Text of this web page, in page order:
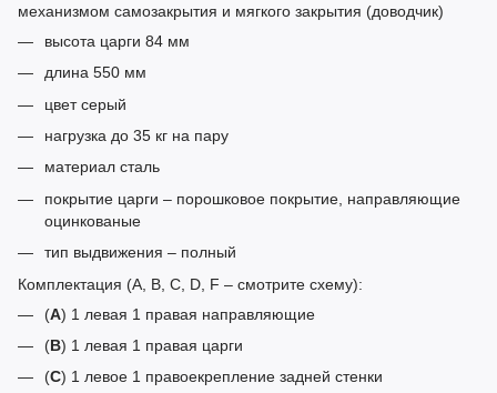
механизмом самозакрытия и мягкого закрытия (доводчик)
высота царги 84 мм
длина 550 мм
цвет серый
нагрузка до 35 кг на пару
материал сталь
покрытие царги – порошковое покрытие, направляющие
оцинкованые
тип выдвижения – полный
Комплектация (A, B, C, D, F – смотрите схему):
(A) 1 левая 1 правая направляющие
(B) 1 левая 1 правая царги
(C) 1 левое 1 правоекрепление задней стенки